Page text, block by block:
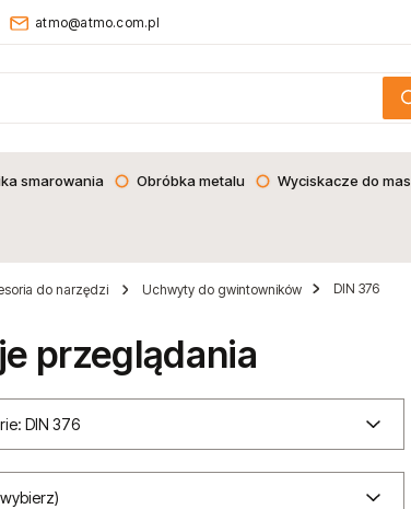
atmo@atmo.com.pl
smarowania Obróbka metalu Wyciskacze do mas
do narzędzi Uchwyty do gwintowników DIN 376
przeglądania
DIN 376